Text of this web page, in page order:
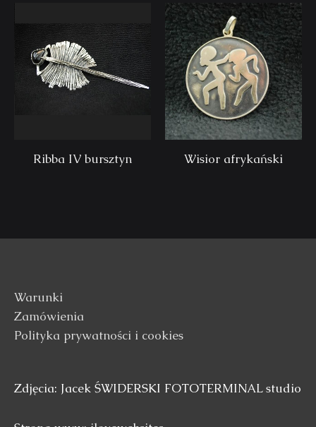
Ribba IV bursztyn Wisior afrykański
Warunki
Zamówienia
Polityka prywatności i cookies
Zdjęcia: Jacek ŚWIDERSKI FOTOTERMINAL studio